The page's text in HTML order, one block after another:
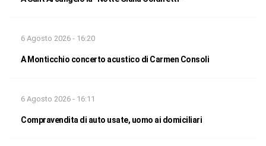
6 Agosto 2026 - 16:20
A Monticchio concerto acustico di Carmen Consoli
6 Agosto 2026 - 16:11
Compravendita di auto usate, uomo ai domiciliari